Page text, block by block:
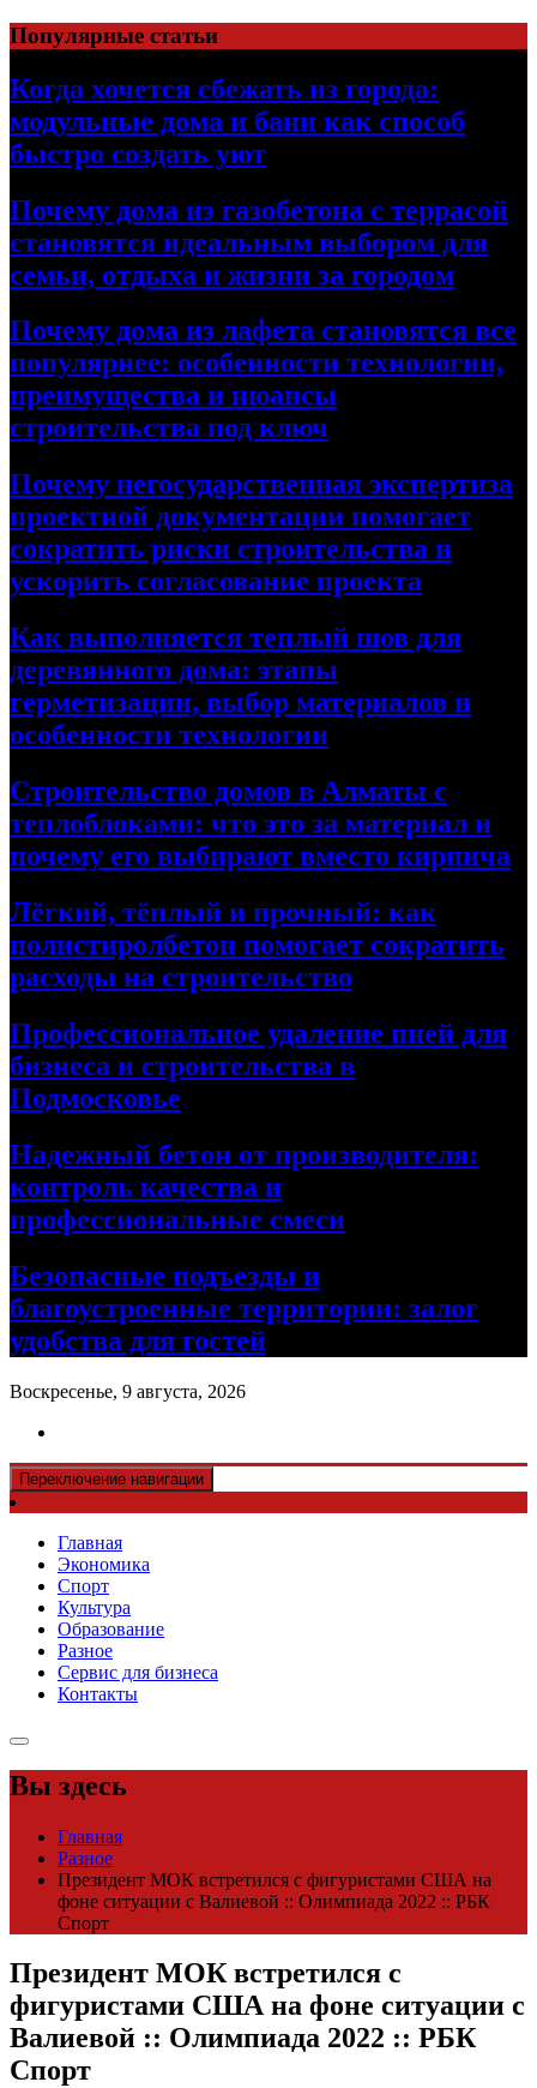
Перейти
к
содержимому
Популярные статьи
Когда хочется сбежать из города:
модульные дома и бани как способ
быстро создать уют
Почему дома из газобетона с террасой
становятся идеальным выбором для
семьи, отдыха и жизни за городом
Почему дома из лафета становятся все
популярнее: особенности технологии,
преимущества и нюансы
строительства под ключ
Почему негосударственная экспертиза
проектной документации помогает
сократить риски строительства и
ускорить согласование проекта
Как выполняется теплый шов для
деревянного дома: этапы
герметизации, выбор материалов и
особенности технологии
Строительство домов в Алматы с
теплоблоками: что это за материал и
почему его выбирают вместо кирпича
Лёгкий, тёплый и прочный: как
полистиролбетон помогает сократить
расходы на строительство
Профессиональное удаление пней для
бизнеса и строительства в
Подмосковье
Надежный бетон от производителя:
контроль качества и
профессиональные смеси
Безопасные подъезды и
благоустроенные территории: залог
удобства для гостей
Воскресенье, 9 августа, 2026
Переключение навигации
Главная
Экономика
Спорт
Культура
Образование
Разное
Сервис для бизнеса
Контакты
Вы здесь
Главная
Разное
Президент МОК встретился с фигуристами США на
фоне ситуации с Валиевой :: Олимпиада 2022 :: РБК
Спорт
Президент МОК встретился с
фигуристами США на фоне ситуации с
Валиевой :: Олимпиада 2022 :: РБК
Спорт